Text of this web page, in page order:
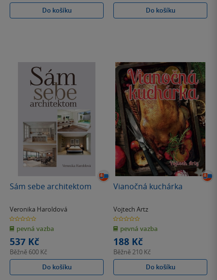
Do košíku
Do košíku
Sám sebe architektom
Veronika Haroldová
0.0
z
5
hvězdiček
pevná vazba
537 Kč
Běžně 600 Kč
Do košíku
Vianočná kuchárka
Vojtech Artz
0.0
z
5
hvězdiček
pevná vazba
188 Kč
Běžně210 Kč
Do košíku